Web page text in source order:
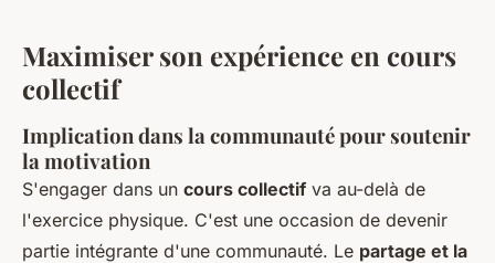
Maximiser son expérience en cours
collectif
Implication dans la communauté pour soutenir
la motivation
S'engager dans un cours collectif va au-delà de
l'exercice physique. C'est une occasion de devenir
partie intégrante d'une communauté. Le partage et la